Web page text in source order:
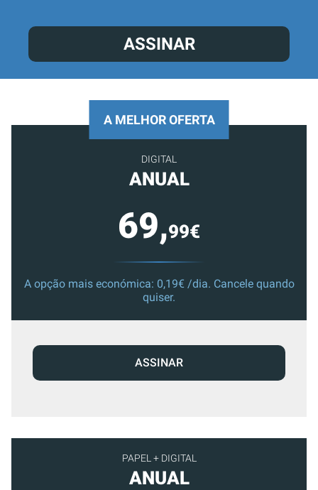
ASSINAR
PAPEL + DIGITAL
ANUAL
A MELHOR OFERTA
DIGITAL
ANUAL
69,99€
A opção mais económica: 0,19€ /dia. Cancele quando
quiser.
ASSINAR